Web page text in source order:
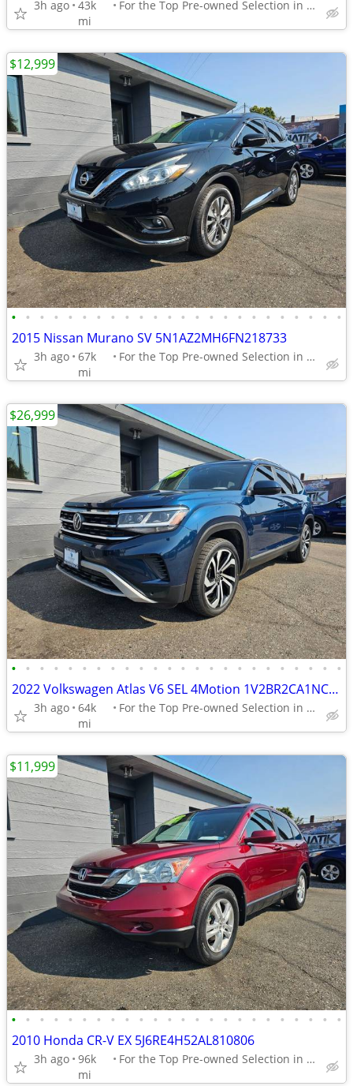
3h ago 43k
mi
For the Top Pre-owned Selection in the s
• • • • • • • • • • • • • • • • • • • • • • • •
2015 Nissan Murano SV 5N1AZ2MH6FN218733
3h ago 67k
mi
For the Top Pre-owned Selection in the s
$12,999
• • • • • • • • • • • • • • • • • • • • • • • •
2022 Volkswagen Atlas V6 SEL 4Motion 1V2BR2CA1NC512398
3h ago 64k
mi
For the Top Pre-owned Selection in the s
$26,999
• • • • • • • • • • • • • • • • • • • • • • • •
2010 Honda CR-V EX 5J6RE4H52AL810806
3h ago 96k
mi
For the Top Pre-owned Selection in the s
$11,999